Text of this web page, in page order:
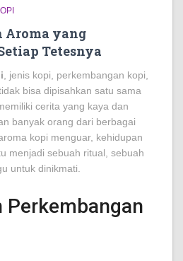
Aroma yang
Tetesnya
, jenis kopi, perkembangan kopi,
bisa dipisahkan satu sama
cerita yang kaya dan
banyak orang dari berbagai
kopi menguar, kehidupan
menjadi sebuah ritual, sebuah
untuk dinikmati.
Perkembangan